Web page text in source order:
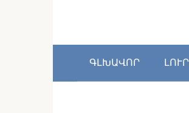
ԳԼԽԱՎՈՐ